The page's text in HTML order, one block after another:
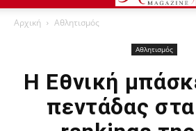
Αρχική Αθλητισμός
Αθλητισμός
Η Εθνική
πεντάδας